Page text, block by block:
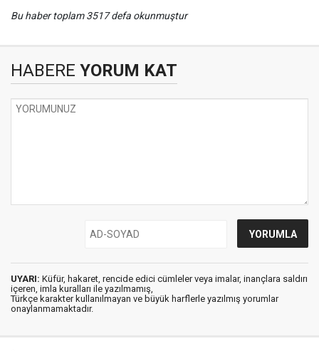
Bu haber toplam 3517 defa okunmuştur
HABERE YORUM KAT
UYARI: Küfür, hakaret, rencide edici cümleler veya imalar, inançlara saldırı
içeren, imla kuralları ile yazılmamış,
Türkçe karakter kullanılmayan ve büyük harflerle yazılmış yorumlar
onaylanmamaktadır.